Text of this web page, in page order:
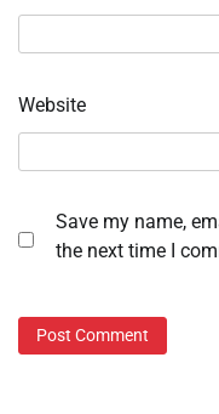
Website
Save my name,
the next time I